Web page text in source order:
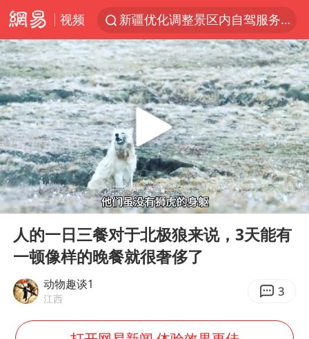
视频
新疆优化调整景区内自驾服务费
微信又有新功能，你可以“撤回”你的撤回了！
梁家辉：到内地拍戏不是北上是回归
“新疆的交警怎么个个像我妈”
情侣平潭拍日出坠崖1死1伤
西湖突现狂风暴雨 游客瞬间被浇透
香港正式允许“拒绝抢救”
白海豚将正面袭击贯穿浙江
《欢迎来龙餐馆》口碑
郑丽文：台湾从来没有“独立”过
Play
00:00 06:35
人的一日三餐对于北极狼来说，3天能有
一顿像样的晚餐就很奢侈了
动物趣谈1
江西 3